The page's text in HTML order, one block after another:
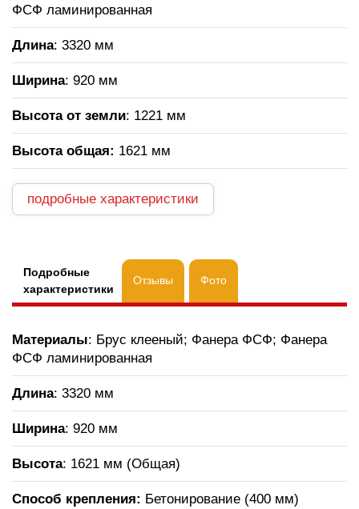
ФСФ ламинированная
Длина: 3320 мм
Ширина: 920 мм
Высота от земли: 1221 мм
Высота общая: 1621 мм
подробные характеристики
Подробные
характеристики
Отзывы Фото
Материалы: Брус клееный; Фанера ФСФ; Фанера
ФСФ ламинированная
Длина: 3320 мм
Ширина: 920 мм
Высота: 1621 мм (Общая)
Способ крепления: Бетонирование (400 мм)